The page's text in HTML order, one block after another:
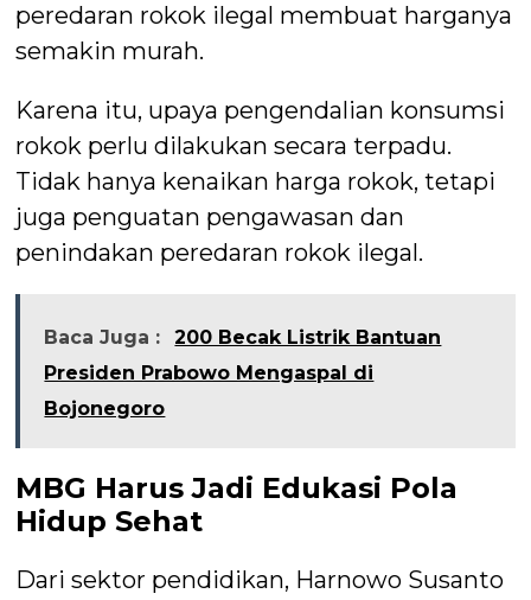
peredaran rokok ilegal membuat harganya
semakin murah.
Karena itu, upaya pengendalian konsumsi
rokok perlu dilakukan secara terpadu.
Tidak hanya kenaikan harga rokok, tetapi
juga penguatan pengawasan dan
penindakan peredaran rokok ilegal.
Baca Juga :
200 Becak Listrik Bantuan
Presiden Prabowo Mengaspal di
Bojonegoro
MBG Harus Jadi Edukasi Pola
Hidup Sehat
Dari sektor pendidikan, Harnowo Susanto